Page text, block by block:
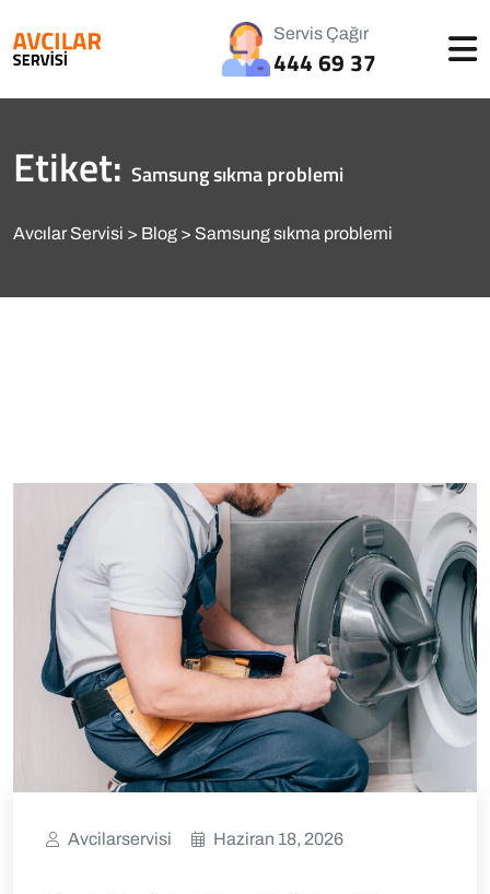
Servis Çağır
444 69 37
Etiket: Samsung sıkma problemi
Avcılar Servisi Blog Samsung sıkma problemi
Avcilarservisi Haziran 18, 2026